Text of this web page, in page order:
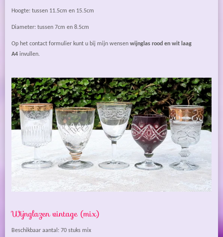
Hoogte: tussen 11.5cm en 15.5cm
Diameter: tussen 7cm en 8.5cm
Op het contact formulier kunt u bij mijn wensen wijnglas rood en wit laag
A4 invullen.
Wijnglazen vintage (mix)
Beschikbaar aantal: 70 stuks mix